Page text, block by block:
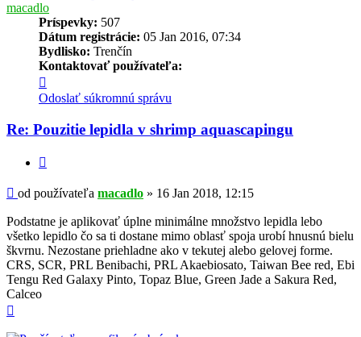
macadlo
Príspevky: 507
Dátum registrácie: 05 Jan 2016, 07:34
Bydlisko: Trenčín
Kontaktovať používateľa:
informácie
používateľa
macadlo
Odoslať súkromnú správu
Re: Pouzitie lepidla v shrimp aquascapingu
Príspevok
od používateľa macadlo » 16 Jan 2018, 12:15
Podstatne je aplikovať úplne minimálne množstvo lepidla lebo
všetko lepidlo čo sa ti dostane mimo oblasť spoja urobí hnusnú bielu
škvrnu. Nezostane priehladne ako v tekutej alebo gelovej forme.
CRS, SCR, PRL Benibachi, PRL Akaebiosato, Taiwan Bee red, Ebi
Tengu Red Galaxy Pinto, Topaz Blue, Green Jade a Sakura Red,
Calceo